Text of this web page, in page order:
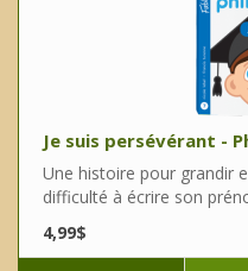
Je suis persévérant -
Une histoire pour grandir
difficulté à écrire son
4,99$